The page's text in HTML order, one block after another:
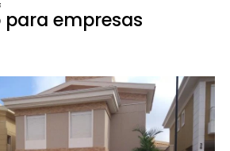
para empresas